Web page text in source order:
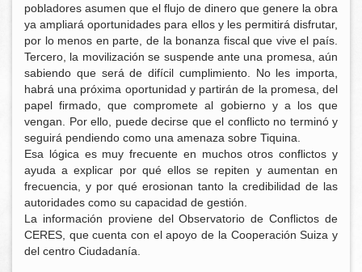
pobladores asumen que el flujo de dinero que genere la obra
ya ampliará oportunidades para ellos y les permitirá disfrutar,
por lo menos en parte, de la bonanza fiscal que vive el país.
Tercero, la movilización se suspende ante una promesa, aún
sabiendo que será de difícil cumplimiento. No les importa,
habrá una próxima oportunidad y partirán de la promesa, del
papel firmado, que compromete al gobierno y a los que
vengan. Por ello, puede decirse que el conflicto no terminó y
seguirá pendiendo como una amenaza sobre Tiquina.
Esa lógica es muy frecuente en muchos otros conflictos y
ayuda a explicar por qué ellos se repiten y aumentan en
frecuencia, y por qué erosionan tanto la credibilidad de las
autoridades como su capacidad de gestión.
La información proviene del Observatorio de Conflictos de
CERES, que cuenta con el apoyo de la Cooperación Suiza y
del centro Ciudadanía.